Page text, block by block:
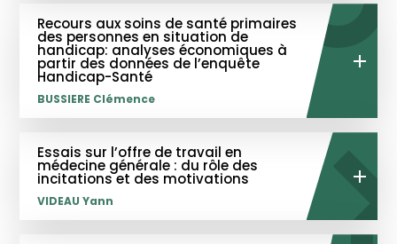
Recours aux soins de santé primaires
des personnes en situation de
handicap: analyses économiques à
partir des données de l’enquête
Handicap-Santé
BUSSIERE Clémence
Essais sur l’offre de travail en
médecine générale : du rôle des
incitations et des motivations
VIDEAU Yann